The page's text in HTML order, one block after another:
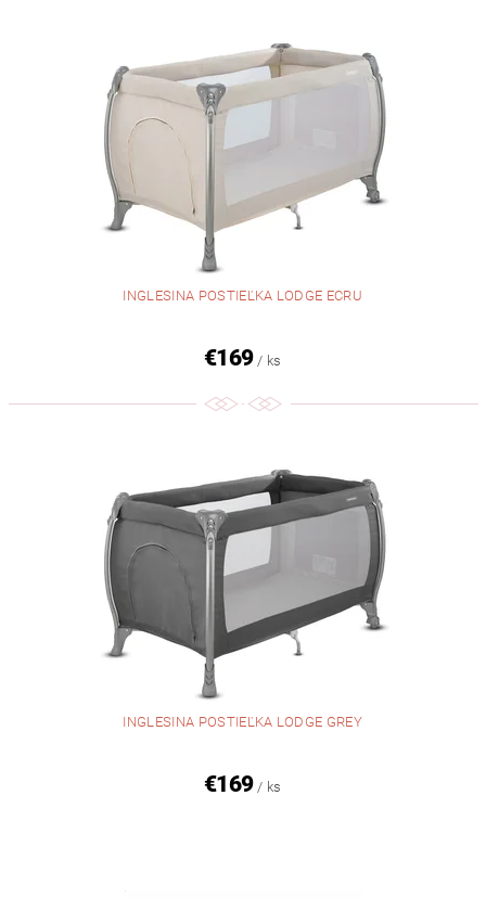
INGLESINA POSTIEĽKA LODGE ECRU
€169 / ks
INGLESINA POSTIEĽKA LODGE GREY
€169 / ks